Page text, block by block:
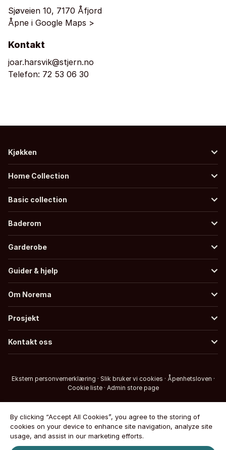
Sjøveien 10, 7170 Åfjord
Åpne i Google Maps >
Kontakt
joar.harsvik@stjern.no
Telefon: 72 53 06 30
Kjøkken
Home Collection
Basic collection
Baderom
Garderobe
Guider & hjelp
Om Norema
Prosjekt
Kontakt oss
Ekstern personvernerklæring · Slik bruker vi cookies · Åpenhetsloven ·
Cookie liste · Admin store page
By clicking “Accept All Cookies”, you agree to the storing of
cookies on your device to enhance site navigation, analyze site
usage, and assist in our marketing efforts.